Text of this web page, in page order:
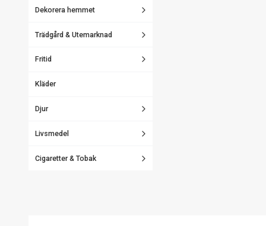
Dekorera hemmet
Trädgård & Utemarknad
Fritid
Kläder
Djur
Livsmedel
Cigaretter & Tobak